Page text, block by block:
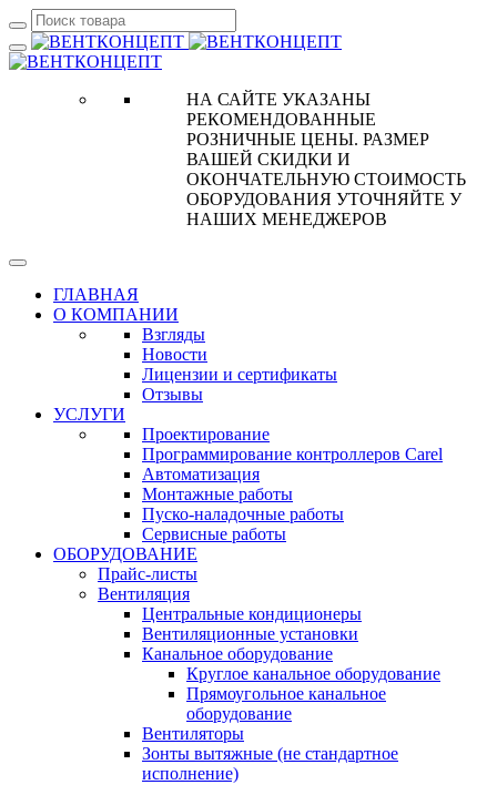
НА САЙТЕ УКАЗАНЫ
РЕКОМЕНДОВАННЫЕ
РОЗНИЧНЫЕ ЦЕНЫ. РАЗМЕР
ВАШЕЙ СКИДКИ И
ОКОНЧАТЕЛЬНУЮ СТОИМОСТЬ
ОБОРУДОВАНИЯ УТОЧНЯЙТЕ У
НАШИХ МЕНЕДЖЕРОВ
ГЛАВНАЯ
О КОМПАНИИ
Взгляды
Новости
Лицензии и сертификаты
Отзывы
УСЛУГИ
Проектирование
Программирование контроллеров Carel
Автоматизация
Монтажные работы
Пуско-наладочные работы
Сервисные работы
ОБОРУДОВАНИЕ
Прайс-листы
Вентиляция
Центральные кондиционеры
Вентиляционные установки
Канальное оборудование
Круглое канальное оборудование
Прямоугольное канальное
оборудование
Вентиляторы
Зонты вытяжные (не стандартное
исполнение)